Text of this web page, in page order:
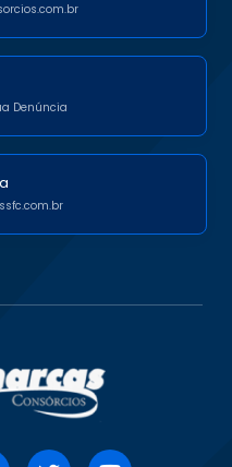
Denúncia